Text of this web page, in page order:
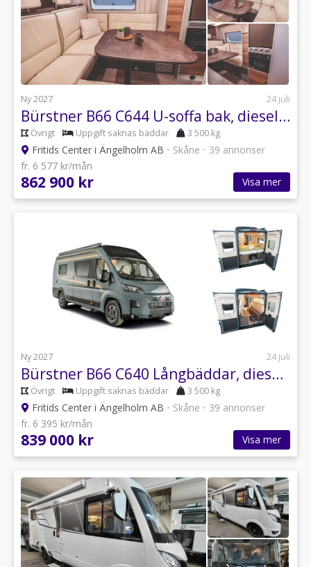
Ny 2027 24 juli
Bürstner B66 C644 U-soffa bak, dieselvärmare, automat med mer! NYHET!
Övrigt Uppgift saknas bäddar 3 500 kg
Fritids Center i Ängelholm AB • Skåne • 39 annonser
fr. 6 577 kr/mån
862 900 kr Visa mer
Ny 2027 24 juli
Bürstner B66 C640 Långbäddar, dieselvärmare, automat, vinterpaket,NYHET!
Övrigt Uppgift saknas bäddar 3 500 kg
Fritids Center i Ängelholm AB • Skåne • 39 annonser
fr. 6 395 kr/mån
839 000 kr Visa mer